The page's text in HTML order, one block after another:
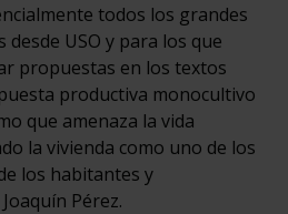
todos los grandes
desde USO y para los que
propuestas en los textos
productiva monocultivo
que amenaza la vida
la vivienda como uno de los
los habitantes y
Pérez.